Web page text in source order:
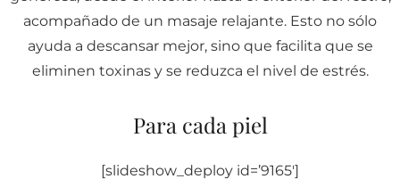
acompañado de un masaje relajante. Esto no sólo
ayuda a descansar mejor, sino que facilita que se
eliminen toxinas y se reduzca el nivel de estrés.
Para cada piel
[slideshow_deploy id=’9165′]